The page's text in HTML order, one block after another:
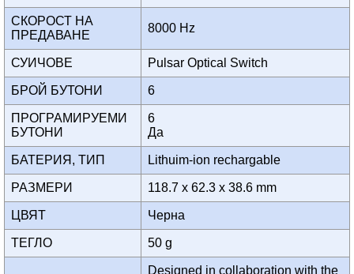
СКОРОСТ НА
ПРЕДАВАНЕ
8000 Hz
СУИЧОВЕ Pulsar Optical Switch
БРОЙ БУТОНИ 6
ПРОГРАМИРУЕМИ
БУТОНИ
6
Да
БАТЕРИЯ, ТИП Lithuim-ion rechargable
РАЗМЕРИ 118.7 x 62.3 x 38.6 mm
ЦВЯТ Черна
ТЕГЛО 50 g
Designed in collaboration with the